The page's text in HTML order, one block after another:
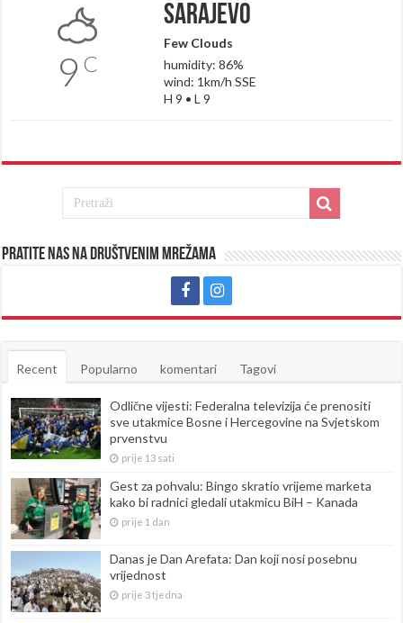
9 C
Sarajevo
Few Clouds
humidity: 86%
wind: 1km/h SSE
H 9 • L 9
Pratite nas na društvenim mrežama
Recent Popularno komentari Tagovi
Odlične vijesti: Federalna televizija će prenositi
sve utakmice Bosne i Hercegovine na Svjetskom
prvenstvu
prije 13 sati
Gest za pohvalu: Bingo skratio vrijeme marketa
kako bi radnici gledali utakmicu BiH – Kanada
prije 1 dan
Danas je Dan Arefata: Dan koji nosi posebnu
vrijednost
prije 3 tjedna